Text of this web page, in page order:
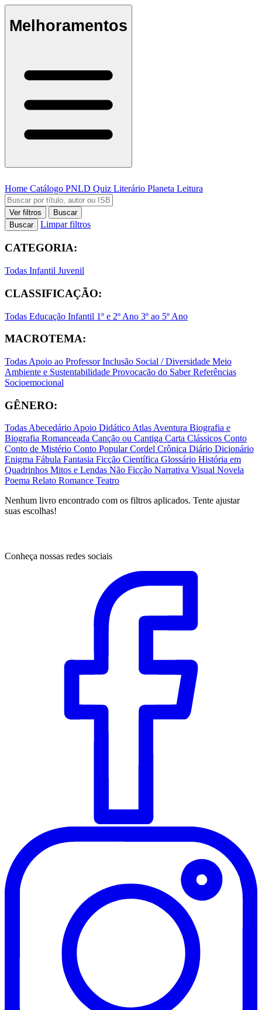
Melhoramentos
Home Catálogo PNLD Quiz Literário Planeta Leitura
Ver filtros
Buscar
Buscar
Limpar filtros
CATEGORIA:
Todas Infantil Juvenil
CLASSIFICAÇÃO:
Todas Educação Infantil 1º e 2º Ano 3º ao 5º Ano
MACROTEMA:
Todas Apoio ao ProfessorInclusão Social / Diversidade Meio
Ambiente e Sustentabilidade Provocação do SaberReferências
Socioemocional
GÊNERO:
TodasAbecedárioApoio DidáticoAtlasAventura Biografia e
Biografia Romanceada Canção ou Cantiga Carta Clássicos Conto
Conto de Mistério Conto PopularCordel Crônica Diário Dicionário
Enigma Fábula Fantasia Ficção Científica Glossário História em
Quadrinhos Mitos e Lendas Não Ficção Narrativa Visual Novela
Poema Relato Romance Teatro
Nenhum livro encontrado com os filtros aplicados. Tente ajustar
suas escolhas!
Conheça nossas redes sociais